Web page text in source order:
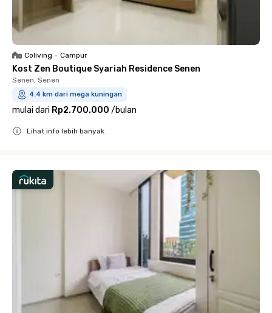
Coliving • Campur
Kost Zen Boutique Syariah Residence Senen
Senen, Senen
4.4 km dari mega kuningan
mulai dari Rp2.700.000 /bulan
Lihat info lebih banyak